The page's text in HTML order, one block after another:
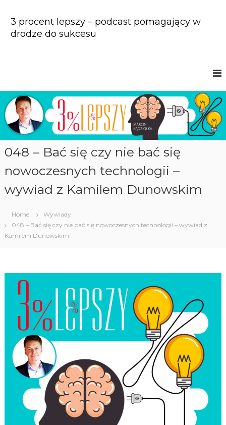
n
e
n
3 procent lepszy – podcast pomagający w
drodze do sukcesu
048 – Bać się czy nie bać się
nowoczesnych technologii –
wywiad z Kamilem Dunowskim
Home
Wywiady
048 – Bać się czy nie bać się nowoczesnych technologii – wywiad z
Kamilem Dunowskim